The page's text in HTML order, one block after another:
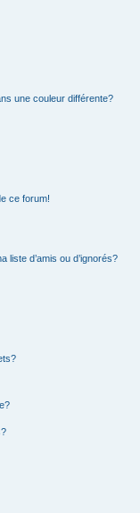
une couleur différente?
ce forum!
liste d’amis ou d’ignorés?